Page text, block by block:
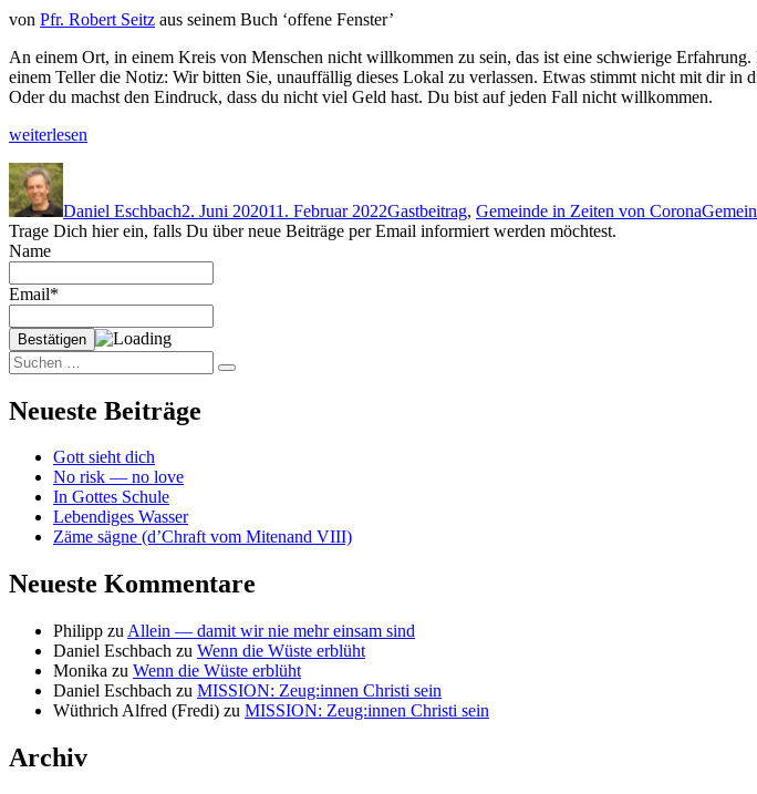
von Pfr. Robert Seitz aus seinem Buch ‘offene Fenster’
An einem Ort, in einem Kreis von Men­schen nicht willkom­men zu sein, das ist eine schwierige
einem Teller die Notiz: Wir bit­ten Sie, unauf­fäl­lig dieses Lokal zu ver­lassen. Etwas stimmt nicht mit dir
Oder du machst den Ein­druck, dass du nicht viel Geld hast. Du bist auf jeden Fall nicht willkommen.
„GASTBEITRAG:
men
sein“
weit­er­lesen
Autor
Daniel Eschbach2. Juni 202011. Februar 2022Gastbeitrag, Gemeinde in Zeiten von Corona
Trage Dich hier ein, falls Du über neue Beiträge per Email informiert werden möchtest.
Name
Email*
Suchen
nach:
Suchen
Neueste Beiträge
Gott sieht dich
No risk — no love
In Gottes Schule
Lebendiges Wasser
Zäme sägne (d’Chraft vom Mitenand VIII)
Neueste Kommentare
Philipp zu Allein — damit wir nie mehr einsam sind
Daniel Eschbach zu Wenn die Wüste erblüht
Monika zu Wenn die Wüste erblüht
Daniel Eschbach zu MISSION: Zeug:innen Christi sein
Wüthrich Alfred (Fredi) zu MISSION: Zeug:innen Christi sein
Archiv